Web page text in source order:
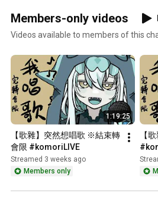
Members-only videos
Videos available to members of this
1:19:25
【歌雜】突然想唱歌 ※結束轉
會限 #komoriLIVE
Streamed 3 weeks ago
Members only
【